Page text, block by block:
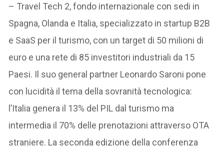
– Travel Tech 2, fondo internazionale con sedi in
Spagna, Olanda e Italia, specializzato in startup B2B
e SaaS per il turismo, con un target di 50 milioni di
euro e una rete di 85 investitori industriali da 15
Paesi. Il suo general partner Leonardo Saroni pone
con lucidità il tema della sovranità tecnologica:
l’Italia genera il 13% del PIL dal turismo ma
intermedia il 70% delle prenotazioni attraverso OTA
straniere. La seconda edizione della conferenza